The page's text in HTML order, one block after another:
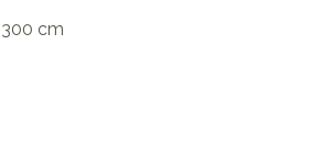
300 cm